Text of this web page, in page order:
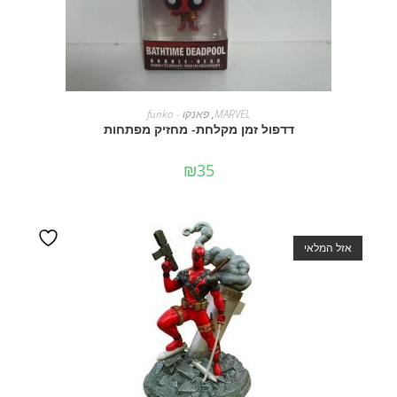
מידע נוסףMARVEL
,פאנקו - funko
דדפול זמן מקלחת- מחזיק מפתחות
₪35
אזל המלאי